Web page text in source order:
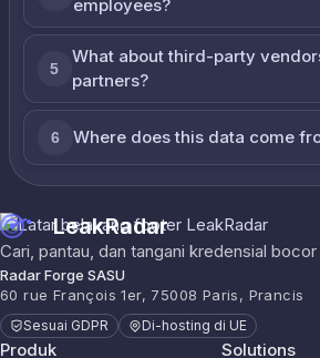
employees?
5
What about third-party
partners?
6 Where does this data come
LeakRadar
Cari, pantau, dan tangani kredensial
Radar Forge SASU
60 rue François 1er, 75008 Paris, Prancis
Sesuai GDPR Di-hosting di UE
Produk Solutions